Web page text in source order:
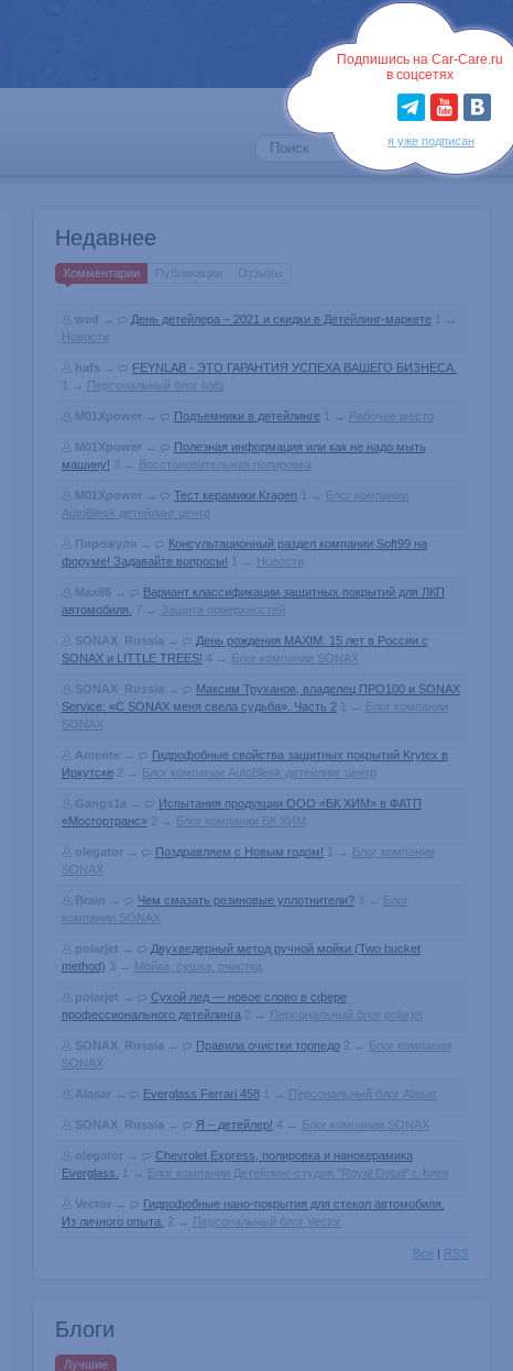
Подпишись на Car-Care.ru
в соцсетях
я уже подписан
Недавнее
Комментарии Публикации Отзывы
wed → День детейлера – 2021 и скидки в Детейлинг-маркете 1
→
Новости
hafs →
FEYNLAB - ЭТО ГАРАНТИЯ УСПЕХА ВАШЕГО БИЗНЕСА.
1
→ Персональный блог hafs
M01Xpower→ Подъемники в детейлинге 1 → Рабочее место
M01Xpower→
Полезная информация или как не надо мыть
машину! 3→ Восстановительная полировка
M01Xpower→ Тест керамики Kragen 1 → Блог компании
AutoBlesk детейлинг центр
Пирожуля →
Консультационный раздел компании Soft99 на
форуме! Задавайте вопросы! 1 → Новости
Max86 →
Вариант классификации защитных покрытий для ЛКП
автомобиля.
7→ Защита поверхностей
SONAX_Russia →
День рождения MAXIM: 15 лет в России с
SONAX и LITTLE TREES! 4→ Блог компании SONAX
SONAX_Russia →
Максим Труханов, владелец ПРО100 и SONAX
Service: «С SONAX меня свела судьба». Часть 2 1 → Блог компании
SONAX
Amente →
Гидрофобные свойства защитных покрытий Krytex в
Иркутске 2 → Блог компании AutoBlesk детейлинг центр
Gangs1a →
Испытания продукции ООО «БК ХИМ» в ФАТП
«Мосгортранс» 2 → Блог компании БК ХИМ
olegator→ Поздравляем с Новым годом! 1 → Блог компании
SONAX
Brain → Чем смазать резиновые уплотнители? 3→ Блог
компании SONAX
polarjet →
Двухведерный метод ручной мойки (Two bucket
method) 3→ Мойка, сушка, очистка
polarjet →
Сухой лед — новое слово в сфере
профессионального детейлинга 2 → Персональный блог polarjet
SONAX_Russia → Правила очистки торпедо 2 → Блог компании
SONAX
Alasar→ Everglass Ferrari 458 1 → Персональный блог Alasar
SONAX_Russia → Я – детейлер! 4→ Блог компании SONAX
olegator→
Chevrolet Express, полировка и нанокерамика
Everglass.
1 → Блог компании Детейлинг-студия "Royal Detail" г. Киев
Vector→
Гидрофобные нано-покрытия для стекол автомобиля.
Из личного опыта.
2 → Персональный блог Vector
Всё | RSS
Блоги
Лучшие